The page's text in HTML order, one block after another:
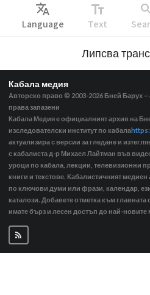
Translate
Language
text_fields
Text
Липсва
Кабала медия
Авторско право © 2003-2026 Бней Барух –
права запазени
Кабала Медия е официалният архив на
изследователски институт по кабала
актуализира с версии за гледане и
с кабалиста д-р Михаел Лайтман във
уроци по кабала, лекции, телевизионни
книги и текстове. Кабалистичният
по ключови думи или фрази, календар,
каталози. Добавете отметка към
имате бърз и лесен достъп до най-новите